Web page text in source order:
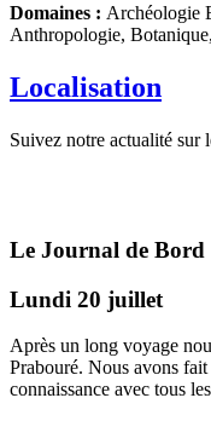
Domaines : Archéologie
Anthropologie,
Localisation
Suivez notre actualité sur
Le Journal de Bord
Lundi 20 juillet
Après un long voyage
Prabouré. Nous avons
connaissance avec tous